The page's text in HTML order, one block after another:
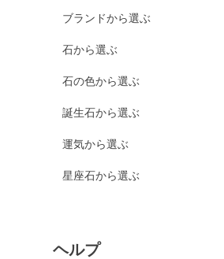
ブランドから選ぶ
石から選ぶ
石の色から選ぶ
誕生石から選ぶ
運気から選ぶ
星座石から選ぶ
ヘルプ